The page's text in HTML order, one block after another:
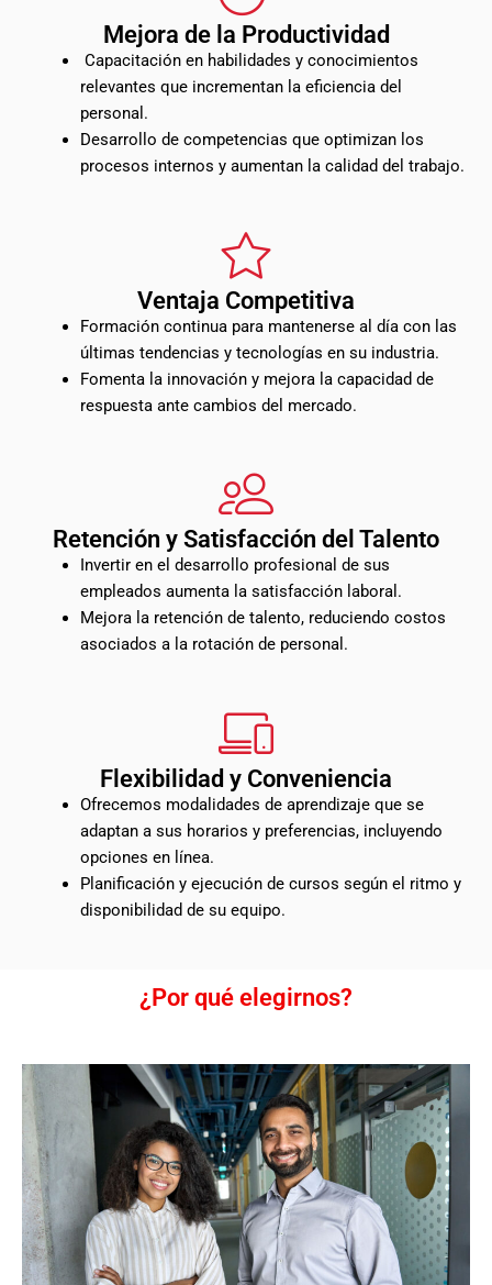
Mejora de la Productividad
Capacitación en habilidades y conocimientos
relevantes que incrementan la eficiencia del
personal.
Desarrollo de competencias que optimizan los
procesos internos y aumentan la calidad del trabajo.
Ventaja Competitiva
Formación continua para mantenerse al día con las
últimas tendencias y tecnologías en su industria.
Fomenta la innovación y mejora la capacidad de
respuesta ante cambios del mercado.
Retención y Satisfacción del Talento
Invertir en el desarrollo profesional de sus
empleados aumenta la satisfacción laboral.
Mejora la retención de talento, reduciendo costos
asociados a la rotación de personal.
Flexibilidad y Conveniencia
Ofrecemos modalidades de aprendizaje que se
adaptan a sus horarios y preferencias, incluyendo
opciones en línea.
Planificación y ejecución de cursos según el ritmo y
disponibilidad de su equipo.
¿Por qué elegirnos?